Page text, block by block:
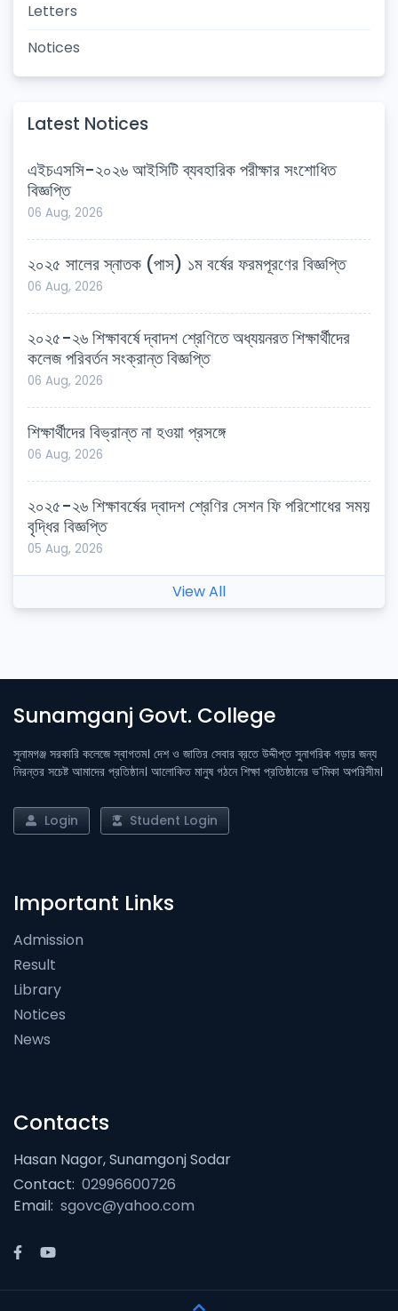
Letters
Notices
Latest Notices
এইচএসসি-২০২৬ আইসিটি ব্যবহারিক পরীক্ষার সংশোধিত
বিজ্ঞপ্তি
06 Aug, 2026
২০২৫ সালের স্নাতক (পাস) ১ম বর্ষের ফরমপূরণের বিজ্ঞপ্তি
06 Aug, 2026
২০২৫-২৬ শিক্ষাবর্ষে দ্বাদশ শ্রেণিতে অধ্যয়নরত শিক্ষার্থীদের
কলেজ পরিবর্তন সংক্রান্ত বিজ্ঞপ্তি
06 Aug, 2026
শিক্ষার্থীদের বিভ্রান্ত না হওয়া প্রসঙ্গে
06 Aug, 2026
২০২৫-২৬ শিক্ষাবর্ষের দ্বাদশ শ্রেণির সেশন ফি পরিশোধের সময়
বৃদ্ধির বিজ্ঞপ্তি
05 Aug, 2026
View All
Sunamganj Govt. College
সুনামগঞ্জ সরকারি কলেজে স্বাগতম। দেশ ও জাতির সেবার ব্রতে উদ্দীপ্ত সুনাগরিক গড়ার জন্য
নিরন্তর সচেষ্ট আমাদের প্রতিষ্ঠান। আলোকিত মানুষ গঠনে শিক্ষা প্রতিষ্ঠানের ভ’মিকা অপরিসীম।
Login Student Login
Important Links
Admission
Result
Library
Notices
News
Contacts
Hasan Nagor, Sunamgonj Sodar
Contact: 02996600726
Email: sgovc@yahoo.com